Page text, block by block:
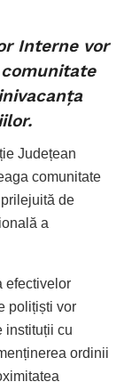
Interne vor
Județean
comunitate
de
a
efectivelor
polițiști vor
instituții cu
ordinii